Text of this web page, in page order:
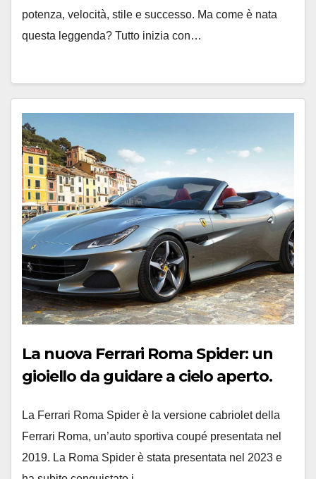
potenza, velocità, stile e successo. Ma come è nata
questa leggenda? Tutto inizia con…
La nuova Ferrari Roma Spider: un
gioiello da guidare a cielo aperto.
La Ferrari Roma Spider è la versione cabriolet della
Ferrari Roma, un’auto sportiva coupé presentata nel
2019. La Roma Spider è stata presentata nel 2023 e